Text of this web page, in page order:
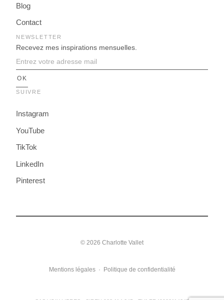
Blog
Contact
NEWSLETTER
Recevez mes inspirations mensuelles.
SUIVRE
Instagram
YouTube
TikTok
LinkedIn
Pinterest
© 2026 Charlotte Vallet
Mentions légales· Politique de confidentialité